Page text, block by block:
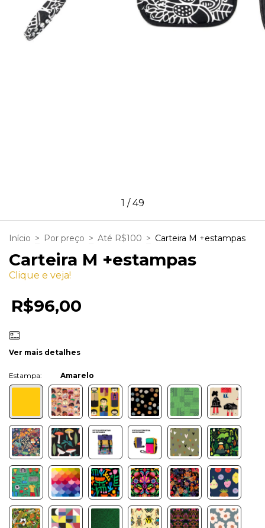
1 /49
Início > Por preço > Até R$100 > Carteira M +estampas
Carteira M +estampas
Clique e veja!
R$96,00
Ver mais detalhes
Amarelo